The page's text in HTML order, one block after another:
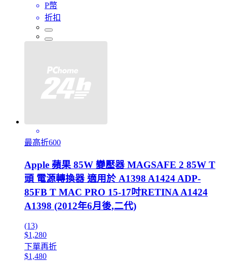
P幣
折扣
最高折600
Apple 蘋果 85W 變壓器 MAGSAFE 2 85W T
頭 電源轉換器 適用於 A1398 A1424 ADP-
85FB T MAC PRO 15-17吋RETINA A1424
A1398 (2012年6月後,二代)
(13)
$1,280
下單再折
$1,480